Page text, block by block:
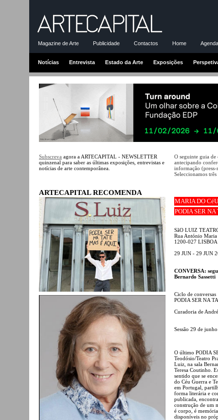
Magazine de Arte Publicidade Contactos Home
Notícias Entrevista Estado da Arte Exposições
Subscreva agora a ARTECAPITAL - NEWSLETTER
quinzenal para saber as últimas exposições, entrevistas e
notícias de arte contemporânea.
ARTECAPITAL RECOMENDA
O seguinte guia
antecipando
informação (press-
Seleccionamos
MARIA DO
PODIA SER
SãO LUIZ
Rua António Maria
1200-027 LISBOA
29 JUN - 29 JUN
CONVERSA:
Bernardo Sassetti
Ciclo de conversas
PODIA SER NA
Curadoria de
Sessão 29 de
O último PODIA
Teodósio/Teatro
Luiz, na sala
Teresa Coutinho.
sentido que se
do Céu Guerra e
em Portugal,
forma literária e
publicada,
construção de um
é corpo, é
disponíveis no